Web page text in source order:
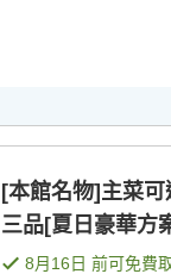
[本館名物]主菜
三品[夏日豪華方
8月16日 前可免費